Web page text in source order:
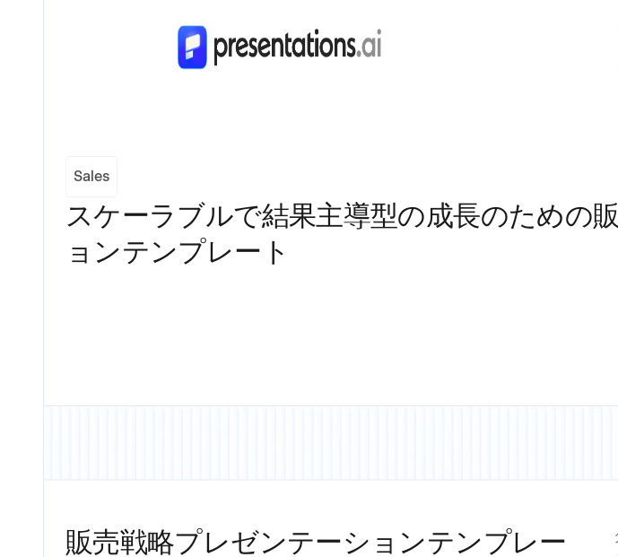
Sales
スケーラブルで結果主導型の成長のための
ョンテンプレート
販売戦略プレゼンテーションテンプレー